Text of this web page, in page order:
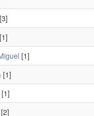
[3]
[1]
[1]
[1]
[1]
[2]